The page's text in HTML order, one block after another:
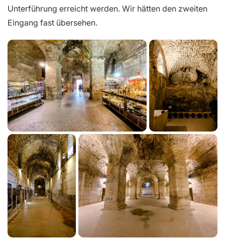
Unterführung erreicht werden. Wir hätten den zweiten
Eingang fast übersehen.